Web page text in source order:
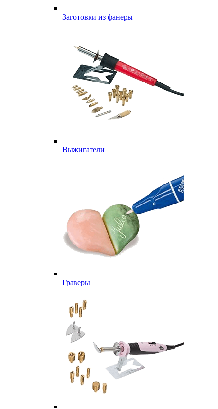
Заготовки из фанеры
Выжигатели
Граверы